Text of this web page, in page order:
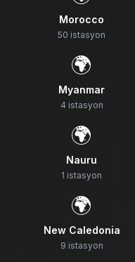
Morocco
50 istasyon
🌍
Myanmar
4 istasyon
🌍
Nauru
1 istasyon
🌍
New Caledonia
9 istasyon